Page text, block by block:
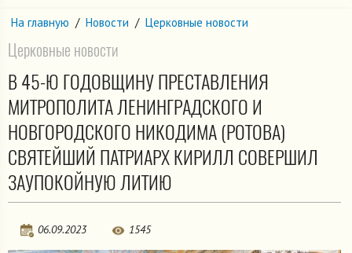
На главную / Новости / Церковные новости
Церковные новости
В 45-Ю ГОДОВЩИНУ ПРЕСТАВЛЕНИЯ
МИТРОПОЛИТА ЛЕНИНГРАДСКОГО И
НОВГОРОДСКОГО НИКОДИМА (РОТОВА)
СВЯТЕЙШИЙ ПАТРИАРХ КИРИЛЛ СОВЕРШИЛ
ЗАУПОКОЙНУЮ ЛИТИЮ
06.09.2023 1545